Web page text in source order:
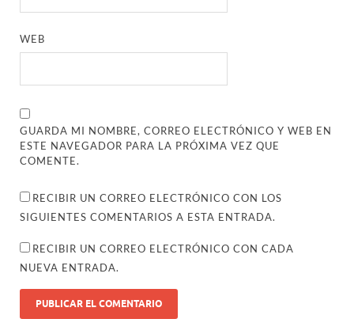
WEB
GUARDA MI NOMBRE, CORREO ELECTRÓNICO Y WEB EN
ESTE NAVEGADOR PARA LA PRÓXIMA VEZ QUE
COMENTE.
RECIBIR UN CORREO ELECTRÓNICO CON LOS
SIGUIENTES COMENTARIOS A ESTA ENTRADA.
RECIBIR UN CORREO ELECTRÓNICO CON CADA
NUEVA ENTRADA.